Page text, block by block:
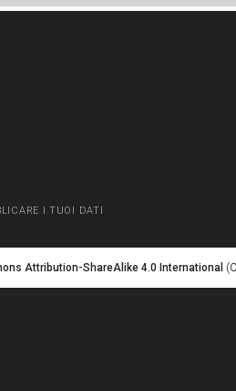
I TUOI DATI
Attribution-ShareAlike 4.0 International